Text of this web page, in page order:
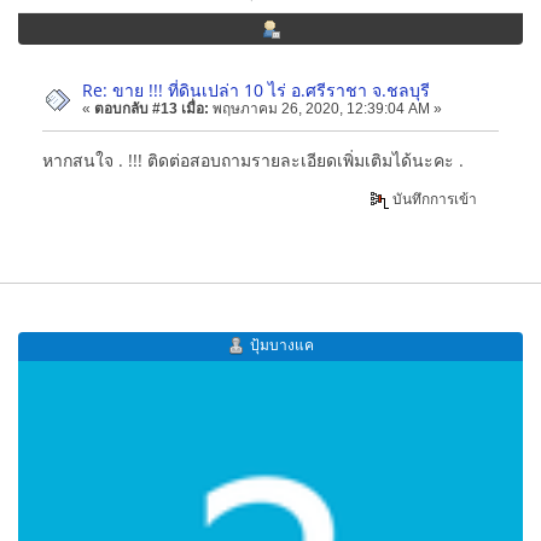
Re: ขาย !!! ที่ดินเปล่า 10 ไร่ อ.ศรีราชา จ.ชลบุรี
« ตอบกลับ #13 เมื่อ: พฤษภาคม 26, 2020, 12:39:04 AM »
หากสนใจ . !!! ติดต่อสอบถามรายละเอียดเพิ่มเติมได้นะคะ .
บันทึกการเข้า
ปุ้มบางแค